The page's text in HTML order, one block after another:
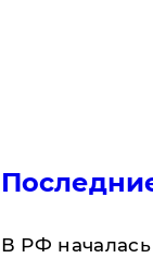
​В РФ началась